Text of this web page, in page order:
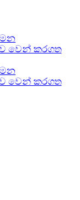
වෙන් කරගත
වෙන් කරගත